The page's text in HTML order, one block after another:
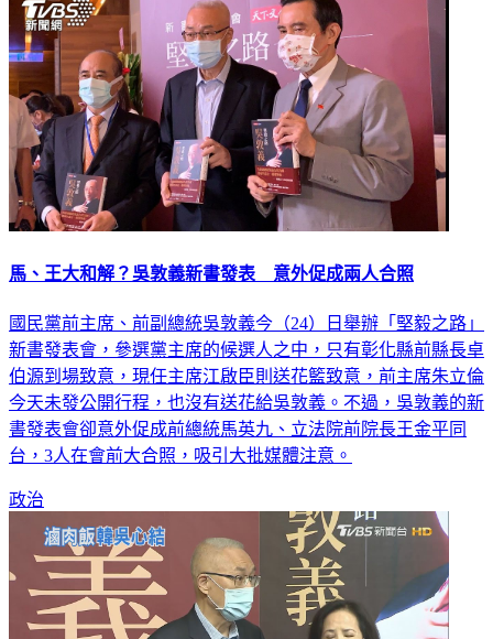
馬、王大和解？吳敦義新書發表 意外促成兩人合照
國民黨前主席、前副總統吳敦義今（24）日舉辦「堅毅之路」
新書發表會，參選黨主席的候選人之中，只有彰化縣前縣長卓
伯源到場致意，現任主席江啟臣則送花籃致意，前主席朱立倫
今天未發公開行程，也沒有送花給吳敦義。不過，吳敦義的新
書發表會卻意外促成前總統馬英九、立法院前院長王金平同
台，3人在會前大合照，吸引大批媒體注意。
政治